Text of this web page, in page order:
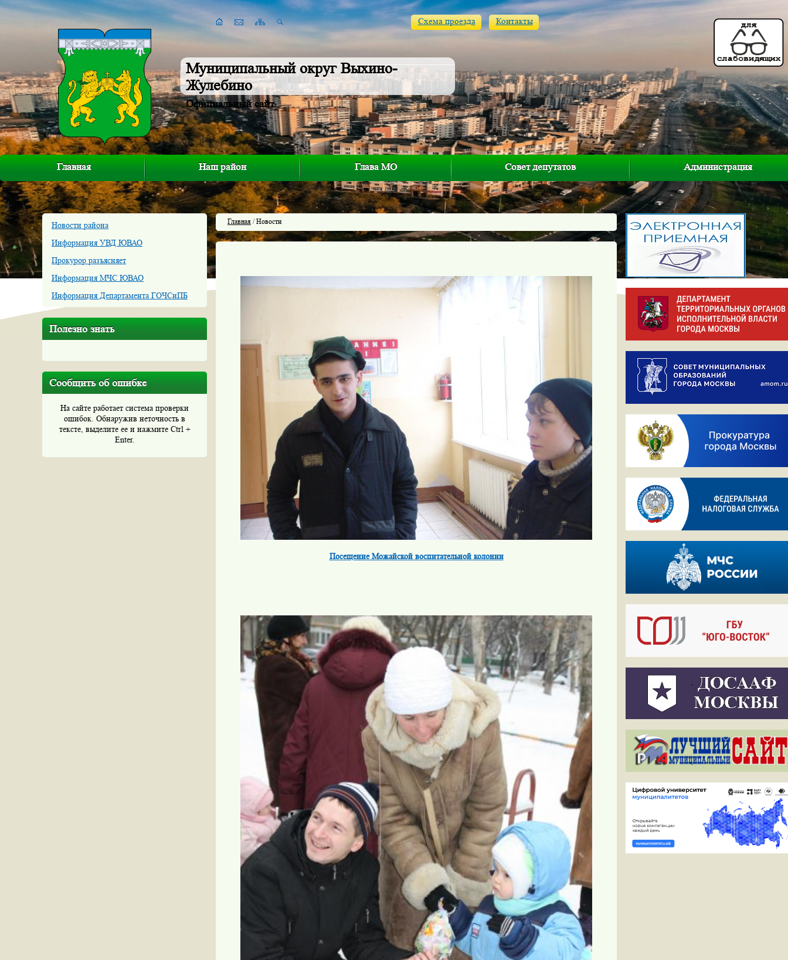
Муниципальный округ Выхино-
Жулебино
Официальный сайт
Схема проезда Контакты
Главная Наш район Глава МО Совет депутатов Администрация
Новости района
Информация УВД ЮВАО
Прокурор разъясняет
Информация МЧС ЮВАО
Информация Департамента ГОЧСиПБ
Полезно знать
Сообщить об ошибке
На сайте работает система проверки
ошибок. Обнаружив неточность в
тексте, выделите ее и нажмите Ctrl +
Enter.
Главная / Новости
Посещение Можайской воспитательной колонии